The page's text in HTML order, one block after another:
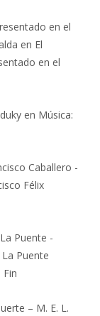
en el
en El
en el
en Música:
Caballero -
Félix
Puente -
Puente
– M. E. L.